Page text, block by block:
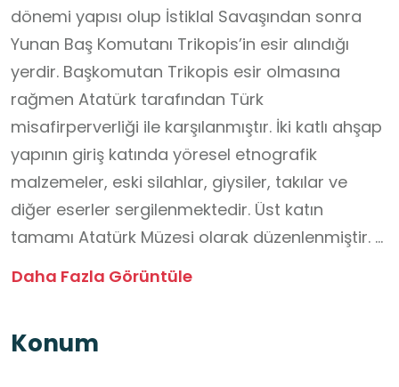
dönemi yapısı olup İstiklal Savaşından sonra
Yunan Baş Komutanı Trikopis’in esir alındığı
yerdir. Başkomutan Trikopis esir olmasına
rağmen Atatürk tarafından Türk
misafirperverliği ile karşılanmıştır. İki katlı ahşap
yapının giriş katında yöresel etnografik
malzemeler, eski silahlar, giysiler, takılar ve
diğer eserler sergilenmektedir. Üst katın
tamamı Atatürk Müzesi olarak düzenlenmiştir. O
dönemden kalma aynalar, sehpalar, koltuklar,
Daha Fazla Görüntüle
Konum